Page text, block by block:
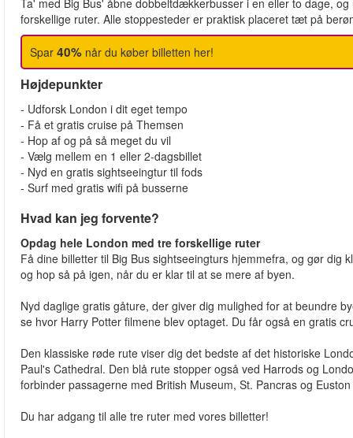
forskellige ruter. Alle stoppesteder er praktisk placeret tæt på
Spar 40% når du køber billetten her!
Højdepunkter
- Udforsk London i dit eget tempo
- Få et gratis cruise på Themsen
- Hop af og på så meget du vil
- Vælg mellem en 1 eller 2-dagsbillet
- Nyd en gratis sightseeingtur til fods
- Surf med gratis wifi på busserne
Hvad kan jeg forvente?
Opdag hele London med tre forskellige ruter
Få dine billetter til Big Bus sightseeingturs hjemmefra, og gør
og hop så på igen, når du er klar til at se mere af byen.
Nyd daglige gratis gåture, der giver dig mulighed for at beundre
se hvor Harry Potter filmene blev optaget. Du får også en gratis
Den klassiske røde rute viser dig det bedste af det historiske
Paul's Cathedral. Den blå rute stopper også ved Harrods og
forbinder passagerne med British Museum, St. Pancras og
Du har adgang til alle tre ruter med vores billetter!